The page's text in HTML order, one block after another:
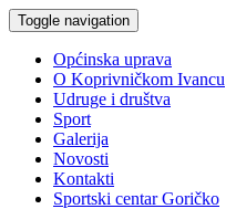
Toggle navigation
Općinska uprava
O Koprivničkom Ivancu
Udruge i društva
Sport
Galerija
Novosti
Kontakti
Sportski centar Goričko